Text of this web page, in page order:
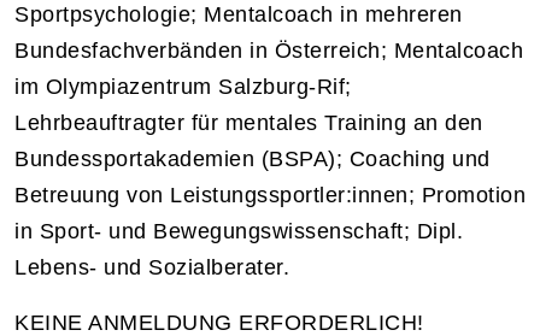
Sportpsychologie; Mentalcoach in mehreren
Bundesfachverbänden in Österreich; Mentalcoach
im Olympiazentrum Salzburg-Rif;
Lehrbeauftragter für mentales Training an den
Bundessportakademien (BSPA); Coaching und
Betreuung von Leistungssportler:innen; Promotion
in Sport- und Bewegungswissenschaft; Dipl.
Lebens- und Sozialberater.
KEINE ANMELDUNG ERFORDERLICH!